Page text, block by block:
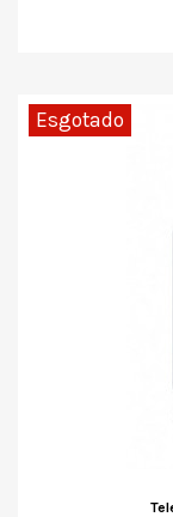
Esgotado